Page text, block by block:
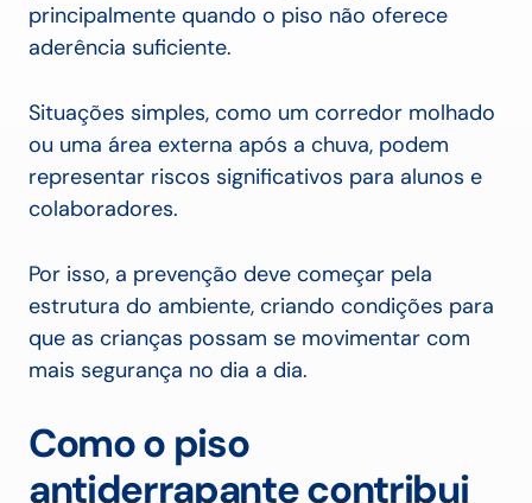
principalmente quando o piso não oferece
aderência suficiente.
Situações simples, como um corredor molhado
ou uma área externa após a chuva, podem
representar riscos significativos para alunos e
colaboradores.
Por isso, a prevenção deve começar pela
estrutura do ambiente, criando condições para
que as crianças possam se movimentar com
mais segurança no dia a dia.
Como o piso
antiderrapante contribui